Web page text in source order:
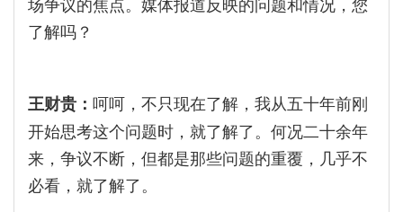
了解吗？
王财贵： 呵呵，不只现在了解，我从五十年前刚
开始思考这个问题时，就了解了。何况二十余年
来，争议不断，但都是那些问题的重覆，几乎不
必看，就了解了。